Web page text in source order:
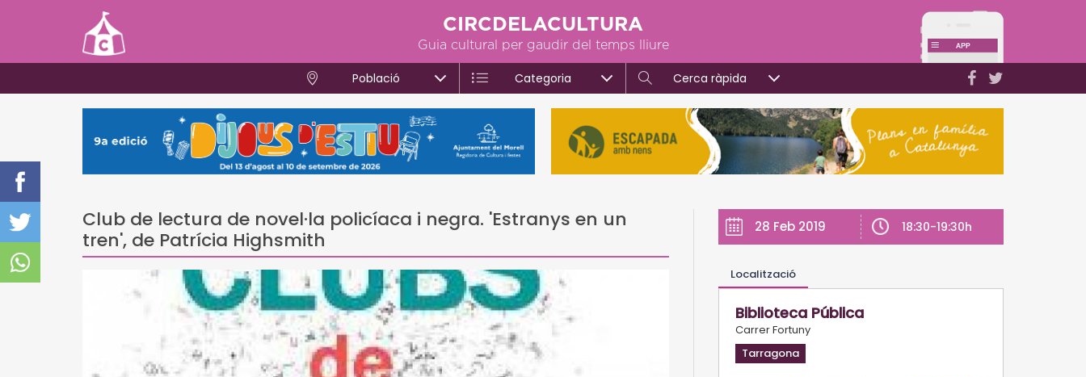
CIRCDELACULTURA
Guia cultural per gaudir del temps lliure
Població Categoria Cerca ràpida
Club de lectura de novel·la policíaca i negra. 'Estranys en un
tren', de Patrícia Highsmith
28 Feb 2019 18:30-19:30h
Localització
Biblioteca Pública
Carrer Fortuny
Tarragona